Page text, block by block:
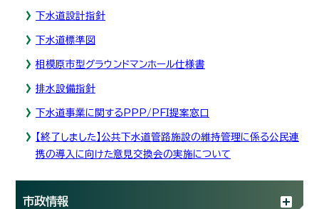
下水道設計指針
下水道標準図
相模原市型グラウンドマンホール仕様書
排水設備指針
下水道事業に関するPPP/PFI提案窓口
【終了しました】公共下水道管路施設の維持管理に係る公民連
携の導入に向けた意見交換会の実施について
市政情報